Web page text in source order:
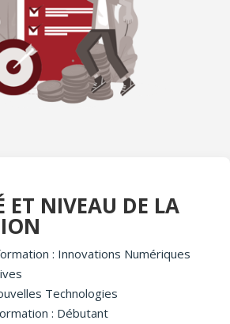
ET NIVEAU DE LA
: Innovations Numériques
Technologies
: Débutant